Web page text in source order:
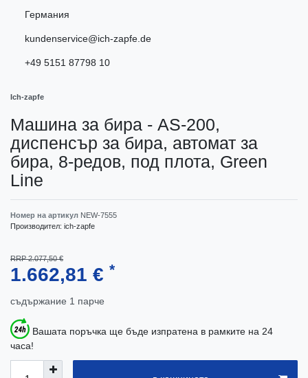
Германия
kundenservice@ich-zapfe.de
+49 5151 87798 10
Ich-zapfe
Машина за бира - AS-200,
диспенсър за бира, автомат за
бира, 8-редов, под плота, Green
Line
Номер на артикул NEW-7555
Производител: ich-zapfe
RRP 2.077,50 €
1.662,81 € *
съдържание 1 парче
Вашата поръчка ще бъде изпратена в рамките на 24
часа!